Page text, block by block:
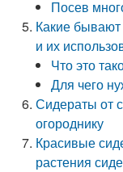
Посев
Какие
и их
Что это
Для чего
Сидераты от
огороднику
Красивые
растения